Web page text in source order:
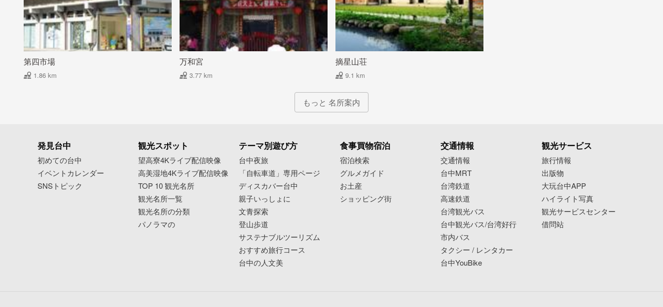
第四市場
1.86 km
万和宮
3.77 km
摘星山荘
9.1 km
もっと 名所案内
発見台中
初めての台中
イベントカレンダー
SNSトピック
観光スポット
望高寮4Kライブ配信映像
高美湿地4Kライブ配信映像
TOP 10 観光名所
観光名所一覧
観光名所の分類
パノラマの
テーマ別遊び方
台中夜旅
「自転車道」専用ページ
ディスカバー台中
親子いっしょに
文青探索
登山歩道
サステナブルツーリズム
おすすめ旅行コース
台中の人文美
食事買物宿泊
宿泊検索
グルメガイド
お土産
ショッピング街
交通情報
交通情報
台中MRT
台湾鉄道
高速鉄道
台湾観光バス
台中観光バス/台湾好行
市内バス
タクシー / レンタカー
台中YouBike
観光サービス
旅行情報
出版物
大玩台中APP
ハイライト写真
観光サービスセンター
借問站